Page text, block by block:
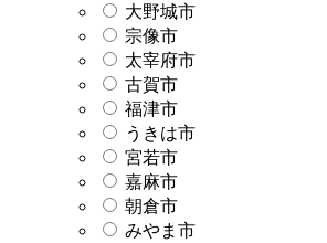
大野城市
宗像市
太宰府市
古賀市
福津市
うきは市
宮若市
嘉麻市
朝倉市
みやま市